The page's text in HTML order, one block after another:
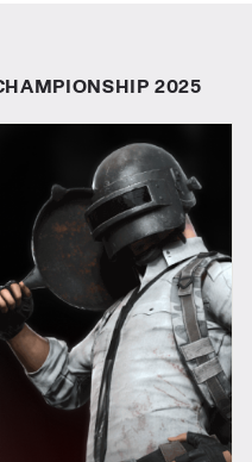
2025